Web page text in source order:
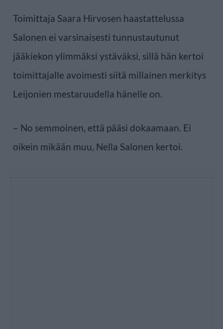
Toimittaja Saara Hirvosen haastattelussa
Salonen ei varsinaisesti tunnustautunut
jääkiekon ylimmäksi ystäväksi, sillä hän kertoi
toimittajalle avoimesti siitä millainen merkitys
Leijonien mestaruudella hänelle on.
– No semmoinen, että pääsi dokaamaan. Ei
oikein mikään muu, Nella Salonen kertoi.